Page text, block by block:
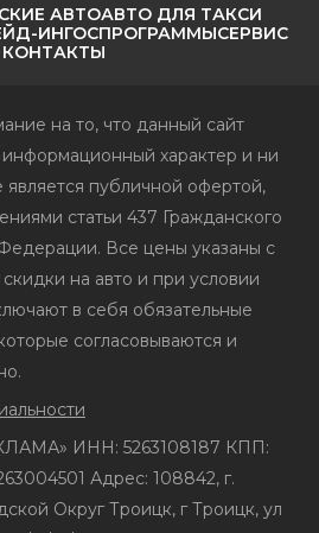
АВТОАВТО ДЛЯ ТАКСИ
ИНГОСПРОГРАММЫСЕРВИС
КОНТАКТЫ
на то, что данный сайт
характер и ни
является публичной офертой,
статьи 437 Гражданского
Все цены указаны с
на авто и при условии
в себя обязательные
согласовываются и
ИНН: 5263108187 КПП:
Адрес: 108842, г.
Округ Троицк, г Троицк, ул